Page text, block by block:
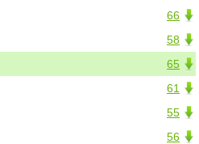
66
58
65
61
55
56